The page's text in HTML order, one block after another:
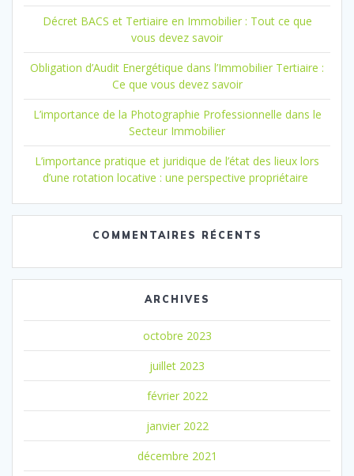
Décret BACS et Tertiaire en Immobilier : Tout ce que
vous devez savoir
Obligation d’Audit Energétique dans l’Immobilier Tertiaire :
Ce que vous devez savoir
L’importance de la Photographie Professionnelle dans le
Secteur Immobilier
L’importance pratique et juridique de l’état des lieux lors
d’une rotation locative : une perspective propriétaire
COMMENTAIRES RÉCENTS
ARCHIVES
octobre 2023
juillet 2023
février 2022
janvier 2022
décembre 2021